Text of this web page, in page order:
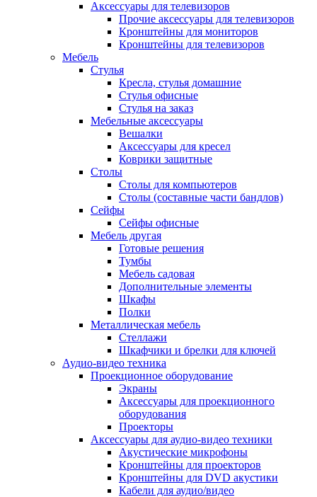
Аксессуары для телевизоров
Прочие аксессуары для телевизоров
Кронштейны для мониторов
Кронштейны для телевизоров
Мебель
Стулья
Кресла, стулья домашние
Стулья офисные
Стулья на заказ
Мебельные аксессуары
Вешалки
Аксессуары для кресел
Коврики защитные
Столы
Столы для компьютеров
Столы (составные части бандлов)
Сейфы
Сейфы офисные
Мебель другая
Готовые решения
Тумбы
Мебель садовая
Дополнительные элементы
Шкафы
Полки
Металлическая мебель
Стеллажи
Шкафчики и брелки для ключей
Аудио-видео техника
Проекционное оборудование
Экраны
Аксессуары для проекционного
оборудования
Проекторы
Аксессуары для аудио-видео техники
Акустические микрофоны
Кронштейны для проекторов
Кронштейны для DVD акустики
Кабели для аудио/видео